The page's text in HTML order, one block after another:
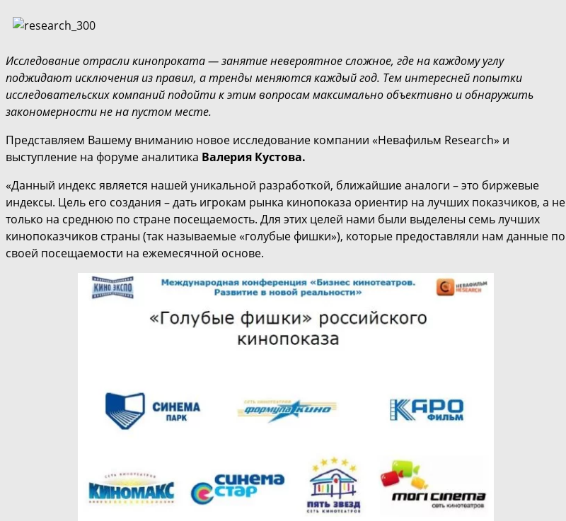
Исследование отрасли кинопроката — занятие невероятное сложное, где на каждому углу
поджидают исключения из правил, а тренды меняются каждый год. Тем интересней попытки
исследовательских компаний подойти к этим вопросам максимально объективно и обнаружить
закономерности не на пустом месте.
Представляем Вашему вниманию новое исследование компании «Невафильм Research» и
выступление на форуме аналитика Валерия Кустова.
«Данный индекс является нашей уникальной разработкой, ближайшие аналоги – это биржевые
индексы. Цель его создания – дать игрокам рынка кинопоказа ориентир на лучших показчиков, а не
только на среднюю по стране посещаемость. Для этих целей нами были выделены семь лучших
кинопоказчиков страны (так называемые «голубые фишки»), которые предоставляли нам данные по
своей посещаемости на ежемесячной основе.